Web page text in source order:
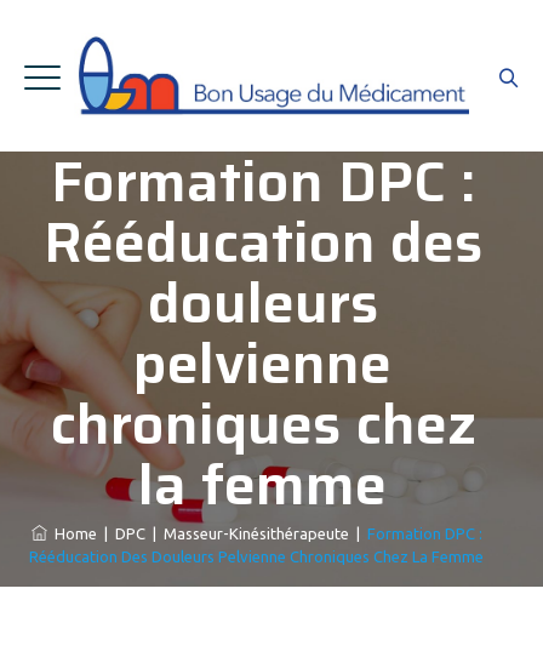
Formation DPC :
Rééducation des
douleurs
pelvienne
chroniques chez
la femme
Home DPC| Masseur-Kinésithérapeute
Formation DPC :
Rééducation Des Douleurs Pelvienne Chroniques Chez La Femme